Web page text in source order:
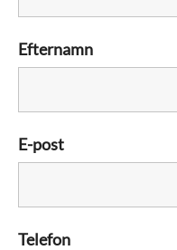
Efternamn
E-post
Telefon